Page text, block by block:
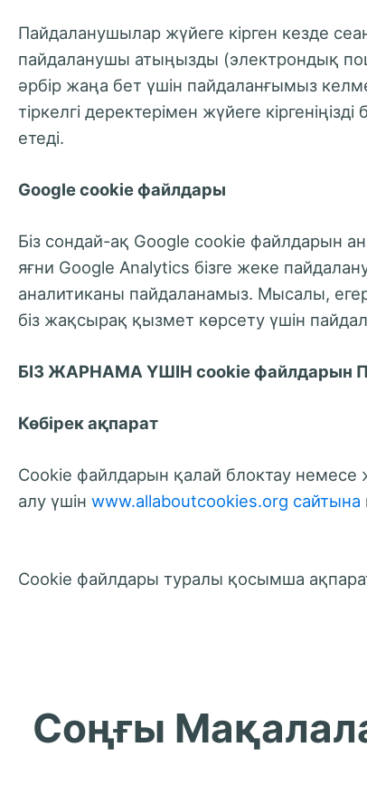
Пайдаланушылар жүйеге кірген кезде
пайдаланушы атыңызды (электрондық
әрбір жаңа бет үшін пайдаланғымыз
тіркелгі деректерімен жүйеге
етеді.
Google cookie файлдары
Біз сондай-ақ Google cookie файлдарын
яғни Google Analytics бізге жеке
аналитиканы пайдаланамыз. Мысалы,
біз жақсырақ қызмет көрсету үшін
БІЗ ЖАРНАМА ҮШІН cookie
Көбірек ақпарат
Cookie файлдарын қалай блоктау
алу үшін www.allaboutcookies.org сайтына
Cookie файлдары туралы қосымша
Соңғы